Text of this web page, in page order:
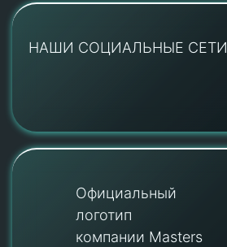
НАШИ СОЦИАЛЬНЫЕ СЕТИ
Официальный
логотип
компании Masters